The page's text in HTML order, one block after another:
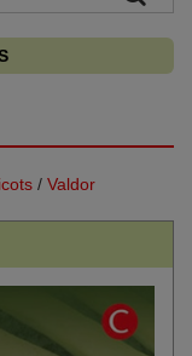
/ Valdor